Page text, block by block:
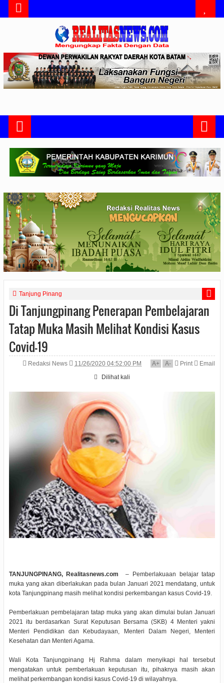
Tanjung Pinang
Di Tanjungpinang Penerapan Pembelajaran
Tatap Muka Masih Melihat Kondisi Kasus
Covid-19
Redaksi News 11/26/2020 04:52:00 PM A+ A- Print
Email
Dilihat kali
TANJUNGPINANG, Realitasnews.com
– Pemberlakuaan belajar tatap
muka yang akan diberlakukan pada bulan Januari 2021 mendatang, untuk
kota Tanjungpinang masih melihat kondisi perkembangan kasus Covid-19.
Pemberlakuan pembelajaran tatap muka yang akan dimulai bulan Januari
2021 itu berdasarkan Surat Keputusan Bersama (SKB) 4 Menteri yakni
Menteri Pendidikan dan Kebudayaan, Menteri Dalam Negeri, Menteri
Kesehatan dan Menteri Agama.
Wali Kota Tanjungpinang Hj Rahma dalam menyikapi hal tersebut
mengatakan untuk pemberlakuan keputusan itu, pihaknya masih akan
melihat perkembangan kondisi kasus Covid-19 di wilayahnya.